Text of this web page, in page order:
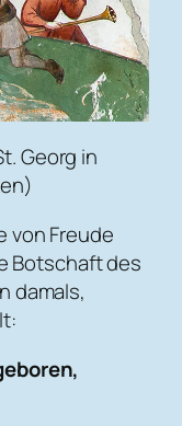
Georg in
von Freude
Botschaft des
damals,